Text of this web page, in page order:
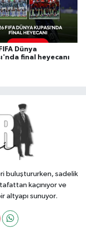
Dünya
final heyecanı
buluştururken, sadelik
kaçınıyor ve
altyapı sunuyor.